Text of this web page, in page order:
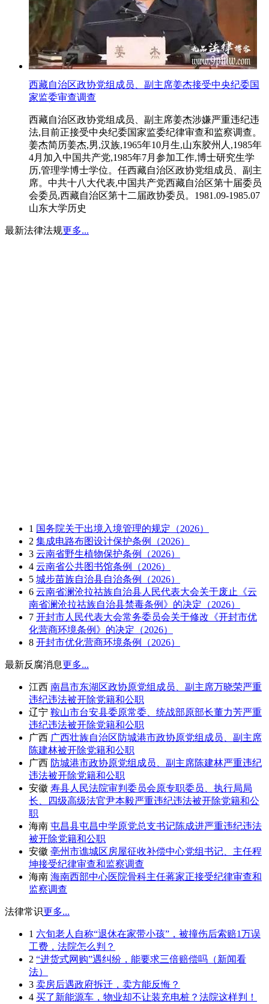
西藏自治区政协党组成员、副主席姜杰接受中央纪委国
家监委审查调查
西藏自治区政协党组成员、副主席姜杰涉嫌严重违纪违
法,目前正接受中央纪委国家监委纪律审查和监察调查。
姜杰简历姜杰,男,汉族,1965年10月生,山东胶州人,1985年
4月加入中国共产党,1985年7月参加工作,博士研究生学
历,管理学博士学位。任西藏自治区政协党组成员、副主
席。中共十八大代表,中国共产党西藏自治区第十届委员
会委员,西藏自治区第十二届政协委员。1981.09-1985.07
山东大学历史
最新法律法规更多...
1 国务院关于出境入境管理的规定（2026）
2 集成电路布图设计保护条例（2026）
3 云南省野生植物保护条例（2026）
4 云南省公共图书馆条例（2026）
5 城步苗族自治县自治条例（2026）
6 云南省澜沧拉祜族自治县人民代表大会关于废止《云
南省澜沧拉祜族自治县禁毒条例》的决定（2026）
7 开封市人民代表大会常务委员会关于修改《开封市优
化营商环境条例》的决定（2026）
8 开封市优化营商环境条例（2026）
最新反腐消息更多...
江西 南昌市东湖区政协原党组成员、副主席万晓荣严重
违纪违法被开除党籍和公职
辽宁 鞍山市台安县委原常委、统战部原部长董力芳严重
违纪违法被开除党籍和公职
广西 广西壮族自治区防城港市政协原党组成员、副主席
陈建林被开除党籍和公职
广西 防城港市政协原党组成员、副主席陈建林严重违纪
违法被开除党籍和公职
安徽 寿县人民法院审判委员会原专职委员、执行局局
长、四级高级法官尹本毅严重违纪违法被开除党籍和公
职
海南 屯昌县屯昌中学原党总支书记陈成进严重违纪违法
被开除党籍和公职
安徽 亳州市谯城区房屋征收补偿中心党组书记、主任程
坤接受纪律审查和监察调查
海南 海南西部中心医院骨科主任蒋家正接受纪律审查和
监察调查
法律常识更多...
1 六旬老人自称“退休在家带小孩”，被撞伤后索赔1万误
工费，法院怎么判？
2 “进货式网购”遇纠纷，能要求三倍赔偿吗（新闻看
法）
3 卖房后遇政府拆迁，卖方能反悔？
4 买了新能源车，物业却不让装充电桩？法院这样判！